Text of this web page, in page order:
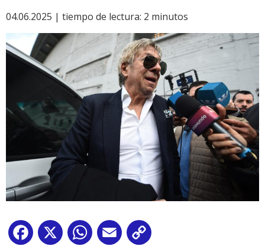
04.06.2025 | tiempo de lectura: 2 minutos
Facebook
X WhatsApp
Email